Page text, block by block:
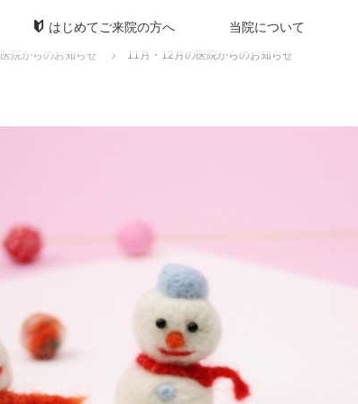
はじめてご来院の方へ 当院について
医院からのお知らせ 11月・12月の医院からのお知らせ